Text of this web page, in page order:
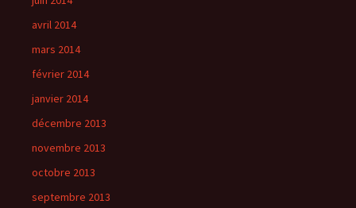
avril 2014
mars 2014
février 2014
janvier 2014
décembre 2013
novembre 2013
octobre 2013
septembre 2013